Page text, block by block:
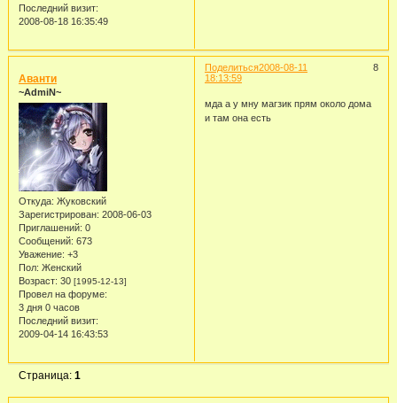
Последний визит:
2008-08-18 16:35:49
Поделиться 8
2008-08-11
18:13:59
Аванти
~AdmiN~
Откуда: Жуковский
Зарегистрирован: 2008-06-03
Приглашений: 0
Сообщений: 673
Уважение: +3
Пол: Женский
Возраст: 30 [1995-12-13]
Провел на форуме:
3 дня 0 часов
Последний визит:
2009-04-14 16:43:53
мда а у мну магзик прям около дома
и там она есть
Страница:1